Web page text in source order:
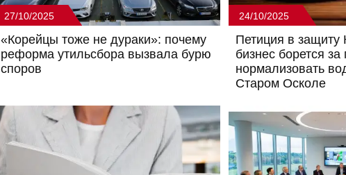
27/10/2025
«Корейцы тоже не дураки»: почему
реформа утильсбора вызвала бурю
споров
24/10/2025
Петиция в защиту
бизнес борется за
нормализовать
Старом Осколе